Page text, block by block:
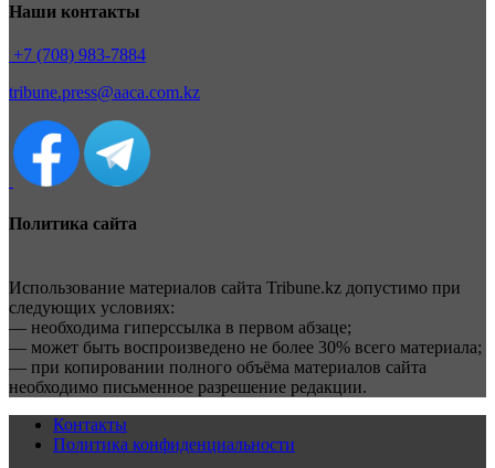
Наши контакты
+7 (708) 983-7884
tribune.press@aaca.com.kz
Политика сайта
Использование материалов сайта Tribune.kz допустимо при
следующих условиях:
— необходима гиперссылка в первом абзаце;
— может быть воспроизведено не более 30% всего материала;
— при копировании полного объёма материалов сайта
необходимо письменное разрешение редакции.
Контакты
Политика конфиденциальности